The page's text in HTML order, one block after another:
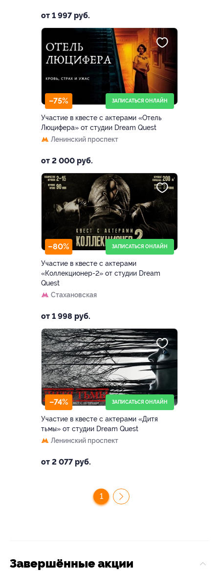
от 1 997 руб.
–75% ЗАПИСАТЬСЯ ОНЛАЙН
Участие в квесте с актерами «Отель
Люцифера» от студии Dream Quest
Ленинский проспект
от 2 000 руб.
–80% ЗАПИСАТЬСЯ ОНЛАЙН
Участие в квесте с актерами
«Коллекционер-2» от студии Dream
Quest
Стахановская
от 1 998 руб.
–74% ЗАПИСАТЬСЯ ОНЛАЙН
Участие в квесте с актерами «Дитя
тьмы» от студии Dream Quest
Ленинский проспект
от 2 077 руб.
1
Завершённые акции